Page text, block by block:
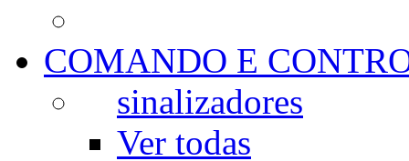
COMANDO E
sinalizadores
Ver todas